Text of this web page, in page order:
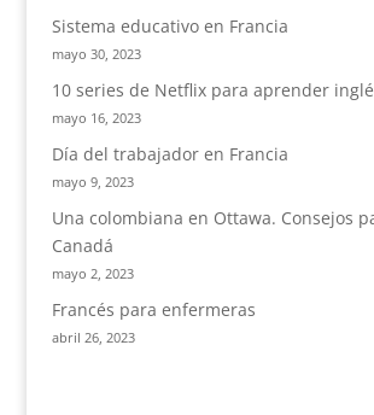
Sistema educativo en Francia
mayo 30, 2023
10 series de Netflix para aprender
mayo 16, 2023
Día del trabajador en Francia
mayo 9, 2023
Una colombiana en Ottawa. Consejos
Canadá
mayo 2, 2023
Francés para enfermeras
abril 26, 2023